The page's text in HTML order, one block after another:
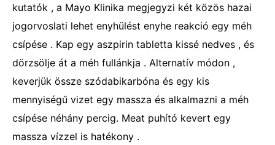
kutatók , a Mayo Klinika megjegyzi két közös hazai
jogorvoslati lehet enyhülést enyhe reakció egy méh
csípése . Kap egy aszpirin tabletta kissé nedves , és
dörzsölje át a méh fullánkja . Alternatív módon ,
keverjük össze szódabikarbóna és egy kis
mennyiségű vizet egy massza és alkalmazni a méh
csípése néhány percig. Meat puhító kevert egy
massza vízzel is hatékony .